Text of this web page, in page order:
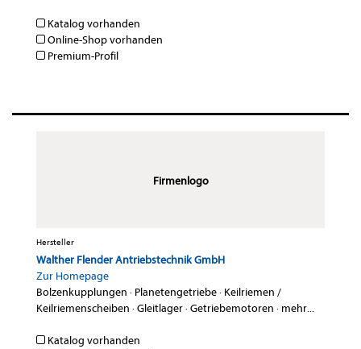
Katalog vorhanden
Online-Shop vorhanden
Premium-Profil
Firmenlogo
Hersteller
Walther Flender Antriebstechnik GmbH
Zur Homepage
Bolzenkupplungen · Planetengetriebe· Keilriemen /
Keilriemenscheiben ·Gleitlager·Getriebemotoren · mehr...
Katalog vorhanden